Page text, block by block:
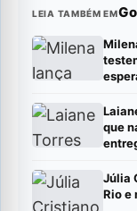
LEIA TAMBÉM EM
que
Júlia
Rio e